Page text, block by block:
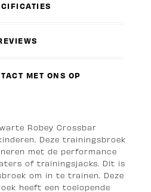
MET ONS OP
Robey Crossbar
Deze trainingsbroek
met de performance
of trainingsjacks. Dit is
om in te trainen. Deze
heeft een toelopende